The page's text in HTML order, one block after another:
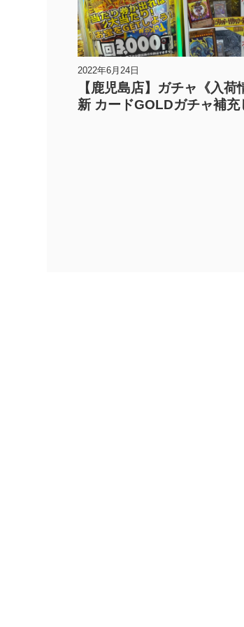
2022年6月24日
【鹿児島店】ガチャ《入
新 カードGOLDガチャ補充